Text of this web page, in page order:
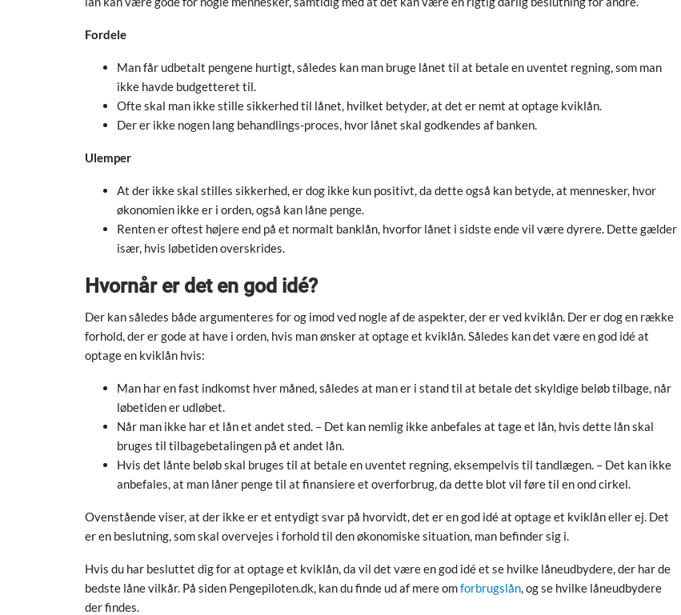
Fordele
Man får udbetalt pengene hurtigt, således kan man bruge lånet til at betale en uventet regning, som man
ikke havde budgetteret til.
Ofte skal man ikke stille sikkerhed til lånet, hvilket betyder, at det er nemt at optage kviklån.
Der er ikke nogen lang behandlings-proces, hvor lånet skal godkendes af banken.
Ulemper
At der ikke skal stilles sikkerhed, er dog ikke kun positivt, da dette også kan betyde, at mennesker, hvor
økonomien ikke er i orden, også kan låne penge.
Renten er oftest højere end på et normalt banklån, hvorfor lånet i sidste ende vil være dyrere. Dette gælder
især, hvis løbetiden overskrides.
Hvornår er det en god idé?
Der kan således både argumenteres for og imod ved nogle af de aspekter, der er ved kviklån. Der er dog en række
forhold, der er gode at have i orden, hvis man ønsker at optage et kviklån. Således kan det være en god idé at
optage en kviklån hvis:
Man har en fast indkomst hver måned, således at man er i stand til at betale det skyldige beløb tilbage, når
løbetiden er udløbet.
Når man ikke har et lån et andet sted. – Det kan nemlig ikke anbefales at tage et lån, hvis dette lån skal
bruges til tilbagebetalingen på et andet lån.
Hvis det lånte beløb skal bruges til at betale en uventet regning, eksempelvis til tandlægen. – Det kan ikke
anbefales, at man låner penge til at finansiere et overforbrug, da dette blot vil føre til en ond cirkel.
Ovenstående viser, at der ikke er et entydigt svar på hvorvidt, det er en god idé at optage et kviklån eller ej. Det
er en beslutning, som skal overvejes i forhold til den økonomiske situation, man befinder sig i.
Hvis du har besluttet dig for at optage et kviklån, da vil det være en god idé et se hvilke låneudbydere, der har de
bedste låne vilkår. På siden Pengepiloten.dk, kan du finde ud af mere omforbrugslån, og se hvilke låneudbydere
der findes.